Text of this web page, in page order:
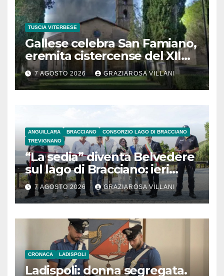
TUSCIA VITERBESE
Gallese celebra San Famiano,
eremita cistercense del XII
secolo
7 AGOSTO 2026 GRAZIAROSA VILLANI
ANGUILLARA BRACCIANO
CONSORZIO LAGO DI BRACCIANO
TREVIGNANO
“La sedia” diventa Belvedere
sul lago di Bracciano: ieri
l’inaugurazione
7 AGOSTO 2026 GRAZIAROSA VILLANI
CRONACA LADISPOLI
Ladispoli: donna segregata.